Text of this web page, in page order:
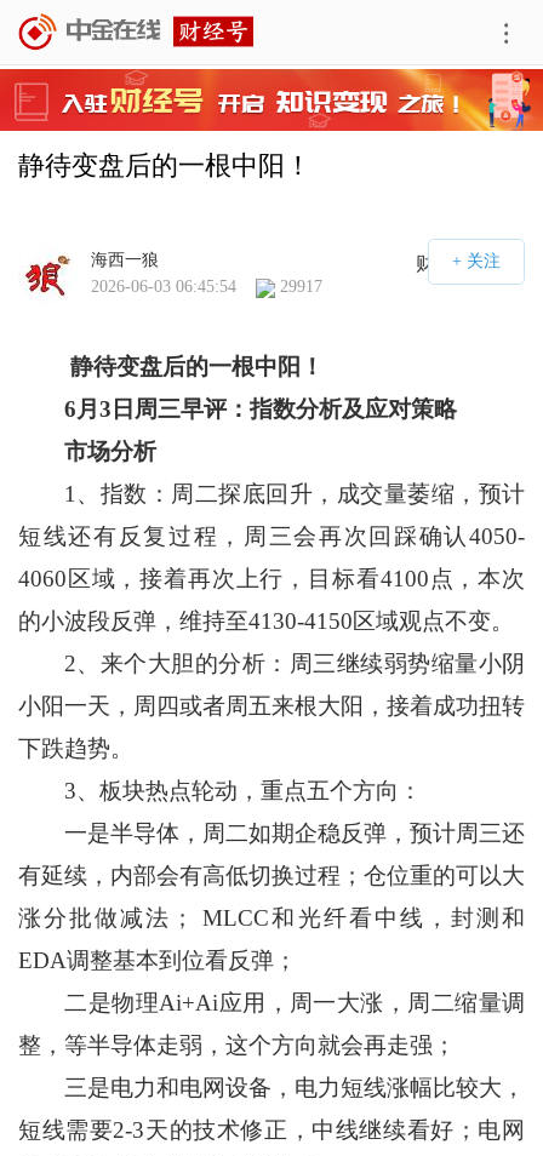
静待变盘后的一根中阳！
财经号APP
海西一狼
2026-06-03 06:45:54
29917
静待变盘后的一根中阳！
6月 3 日周三早评：指数分析及应对策略
市场分析
1、指数：周二探底回升，成交量萎缩，预计
短线还有反复过程，周三会再次回踩确认4050-
4060区域，接着再次上行，目标看4100点，本次
的小波段反弹，维持至4130-4150区域观点不变。
2、来个大胆的分析：周三继续弱势缩量小阴
小阳一天，周四或者周五来根大阳，接着成功扭转
下跌趋势。
3、板块热点轮动，重点五个方向：
一是半导体，周二如期企稳反弹，预计周三还
有延续，内部会有高低切换过程；仓位重的可以大
涨分批做减法； MLCC和光纤看中线，封测和
EDA调整基本到位看反弹；
二是物理Ai+Ai应用，周一大涨，周二缩量调
整，等半导体走弱，这个方向就会再走强；
三是电力和电网设备，电力短线涨幅比较大，
短线需要2-3天的技术修正，中线继续看好；电网